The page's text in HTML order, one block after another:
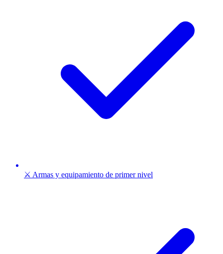
⚔️ Armas y equipamiento de primer nivel